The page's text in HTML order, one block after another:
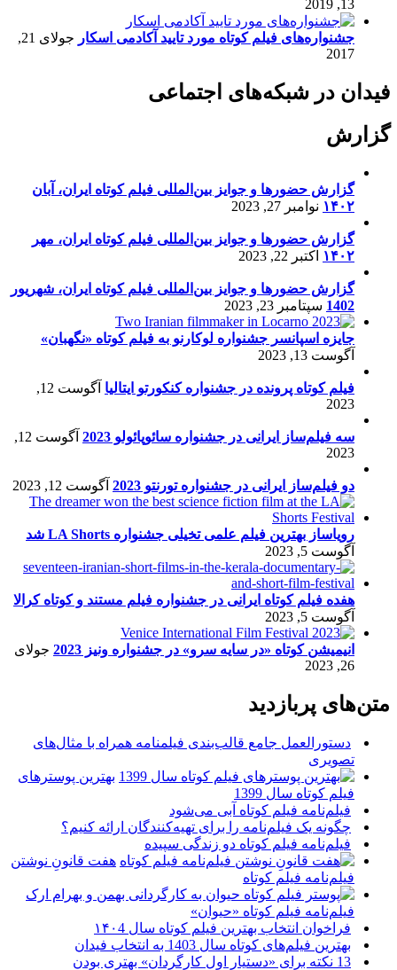
13, 2019
جشنواره‌های فیلم کوتاه مورد تایید آکادمی اسکار
جولای 21,
2017
فیدان در شبکه‌های اجتماعی
گزارش
گزارش حضورها و جوایز بین‌المللی فیلم کوتاه ایران، آبان
۱۴۰۲ نوامبر 27, 2023
گزارش حضورها و جوایز بین‌المللی فیلم کوتاه ایران، مهر
۱۴۰۲ اکتبر 22, 2023
گزارش حضورها و جوایز بین‌المللی فیلم کوتاه ایران، شهریور
1402 سپتامبر 23, 2023
جایزه اسپانسر جشنواره لوکارنو به فیلم کوتاه «نگهبان»
آگوست 13, 2023
فیلم کوتاه پرونده در جشنواره کنکورتو ایتالیا
آگوست 12,
2023
سه فیلم‌ساز ایرانی در جشنواره سائوپائولو 2023
آگوست 12,
2023
دو فیلم‌ساز ایرانی در جشنواره تورنتو 2023 آگوست 12, 2023
رویاساز بهترین فیلم علمی تخیلی جشنواره LA Shorts شد
آگوست 5, 2023
هفده فیلم کوتاه ایرانی در جشنواره فیلم مستند و کوتاه کرالا
آگوست 5, 2023
انیمیشن کوتاه «در سایه سرو» در جشنواره ونیز 2023
جولای
26, 2023
متن‌های پربازدید
دستورالعمل جامع قالب‌بندی فیلمنامه همراه با مثال‌های
تصویری
بهترین پوسترهای
فیلم کوتاه سال 1399
فیلم‌نامه فیلم کوتاه آبی می‌شود
چگونه یک فیلم‌نامه را برای تهیه‌کنندگان ارائه کنیم؟
فیلم‌نامه فیلم کوتاه دو زندگی سپیده
هفت قانونِ نوشتن
فیلم‌نامه فیلم کوتاه
فیلم‌نامه فیلم کوتاه «حیوان»
فراخوان انتخاب بهترین فیلم کوتاه سال ۱۴۰4
بهترین فیلم‌های کوتاه سال 1403 به انتخاب فیدان
13 نکته برای «دستیار اول کارگردان» بهتری بودن